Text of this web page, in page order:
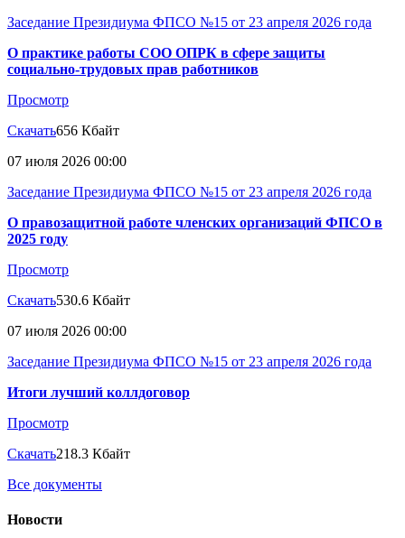
Заседание Президиума ФПСО №15 от 23 апреля 2026 года
О практике работы СОО ОПРК в сфере защиты
социально-трудовых прав работников
Просмотр
Скачать656 Кбайт
07 июля 2026 00:00
Заседание Президиума ФПСО №15 от 23 апреля 2026 года
О правозащитной работе членских организаций ФПСО в
2025 году
Просмотр
Скачать530.6 Кбайт
07 июля 2026 00:00
Заседание Президиума ФПСО №15 от 23 апреля 2026 года
Итоги лучший коллдоговор
Просмотр
Скачать218.3 Кбайт
Все документы
Новости